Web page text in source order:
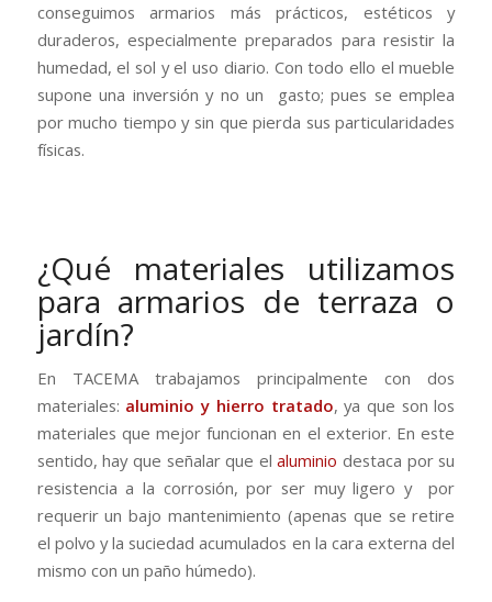
conseguimos armarios más prácticos, estéticos y
duraderos, especialmente preparados para resistir la
humedad, el sol y el uso diario. Con todo ello el mueble
supone una inversión y no un gasto; pues se emplea
por mucho tiempo y sin que pierda sus particularidades
físicas.
¿Qué materiales utilizamos
para armarios de terraza o
jardín?
En TACEMA trabajamos principalmente con dos
materiales: aluminio y hierro tratado, ya que son los
materiales que mejor funcionan en el exterior. En este
sentido, hay que señalar que elaluminio destaca por su
resistencia a la corrosión, por ser muy ligero y por
requerir un bajo mantenimiento (apenas que se retire
el polvo y la suciedad acumulados en la cara externa del
mismo con un paño húmedo).